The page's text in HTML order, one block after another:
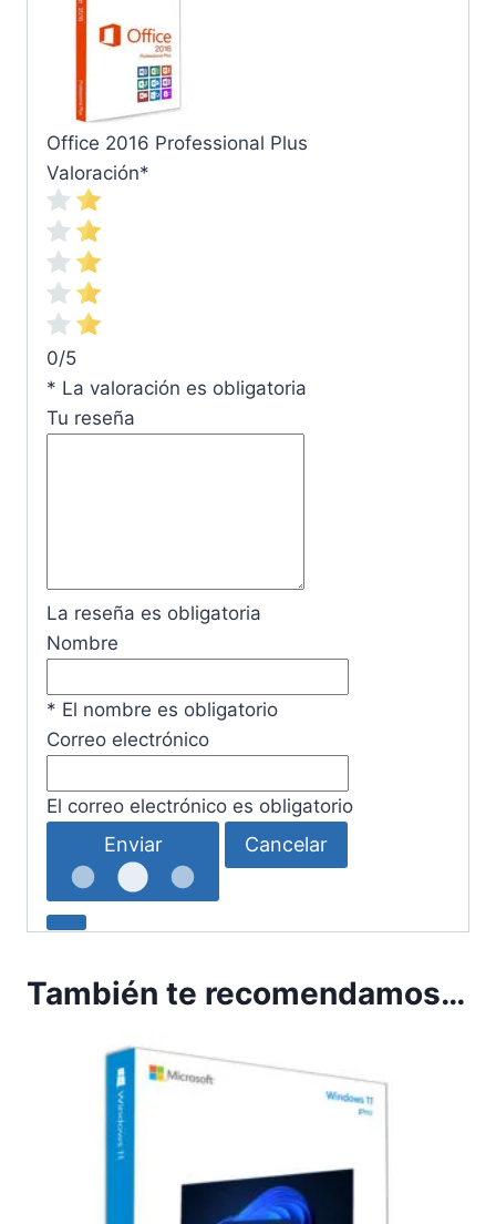
Office 2016 Professional Plus
Valoración*
0/5
* La valoración es obligatoria
Tu reseña
La reseña es obligatoria
Nombre
* El nombre es obligatorio
Correo electrónico
El correo electrónico es obligatorio
Enviar Cancelar
También te recomendamos…